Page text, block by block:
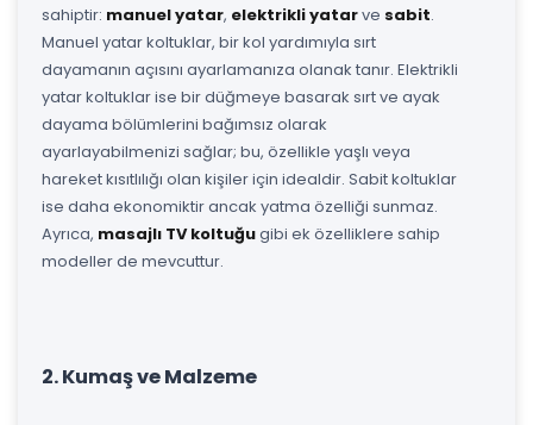
sahiptir: manuel yatar, elektrikli yatarve sabit.
Manuel yatar koltuklar, bir kol yardımıyla sırt
dayamanın açısını ayarlamanıza olanak tanır. Elektrikli
yatar koltuklar ise bir düğmeye basarak sırt ve ayak
dayama bölümlerini bağımsız olarak
ayarlayabilmenizi sağlar; bu, özellikle yaşlı veya
hareket kısıtlılığı olan kişiler için idealdir. Sabit koltuklar
ise daha ekonomiktir ancak yatma özelliği sunmaz.
Ayrıca, masajlı TV koltuğugibi ek özelliklere sahip
modeller de mevcuttur.
2. Kumaş ve Malzeme